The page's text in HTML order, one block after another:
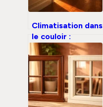
Climatisation dans
le couloir :
pourquoi cette
fausse bonne idée
risque de geler
votre entrée et
d’étouffer vos
chambres